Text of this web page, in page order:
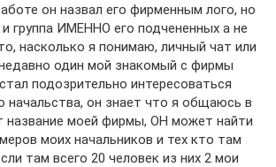
он назвал его фирменным лого, но
группа ИМЕННО его подчененных а не
насколько я понимаю, личный чат или
недавно один мой знакомый с фирмы
подозрительно интересоваться
начальства, он знает что я общаюсь в
название моей фирмы, ОН может найти
моих начальников и тех кто там
там всего 20 человек из них 2 мои